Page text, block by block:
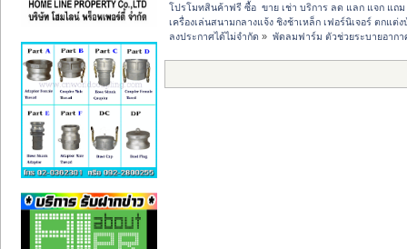
โปรโมทสินค้าฟรี ซื้อ  ขาย เช่า บริการ ลด แลก แจก แถ
เครื่องเล่นสนามกลางแจ้ง ชิงช้าเหล็ก เฟอร์นิเจอร์ ตกแ
ลงประกาศได้ไม่จำกัด » พัดลมฟาร์ม ตัวช่วยระบายอาก